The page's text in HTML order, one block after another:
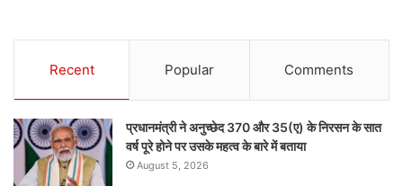
Recent Popular Comments
प्रधानमंत्री ने अनुच्छेद 370 और 35(ए) के निरसन के सात
वर्ष पूरे होने पर उसके महत्व के बारे में बताया
August 5, 2026